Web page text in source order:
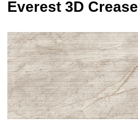
Everest 3D Crease